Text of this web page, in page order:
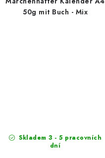
50g mit Buch - Mix
Skladem 3 - 5 pracovních
dní